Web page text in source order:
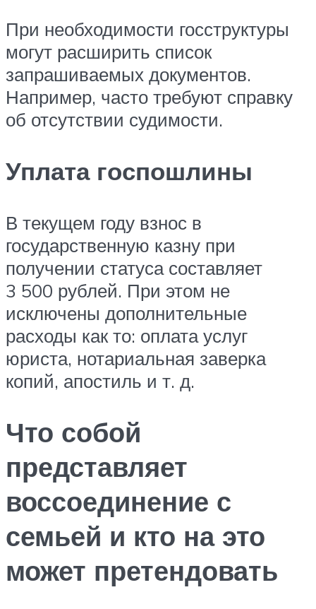
При необходимости госструктуры
могут расширить список
запрашиваемых документов.
Например, часто требуют справку
об отсутствии судимости.
Уплата госпошлины
В текущем году взнос в
государственную казну при
получении статуса составляет
3 500 рублей. При этом не
исключены дополнительные
расходы как то: оплата услуг
юриста, нотариальная заверка
копий, апостиль и т. д.
Что собой
представляет
воссоединение с
семьей и кто на это
может претендовать